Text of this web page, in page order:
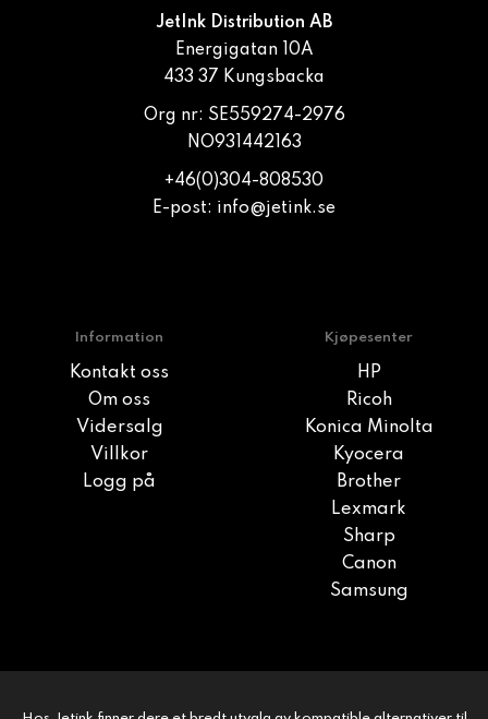
JetInk Distribution AB
Energigatan 10A
433 37 Kungsbacka
Org nr: SE559274-2976
NO931442163
+46(0)304-808530
E-post: info@jetink.se
Information
Kontakt oss
Om oss
Vidersalg
Villkor
Logg på
Kjøpesenter
HP
Ricoh
Konica Minolta
Kyocera
Brother
Lexmark
Sharp
Canon
Samsung